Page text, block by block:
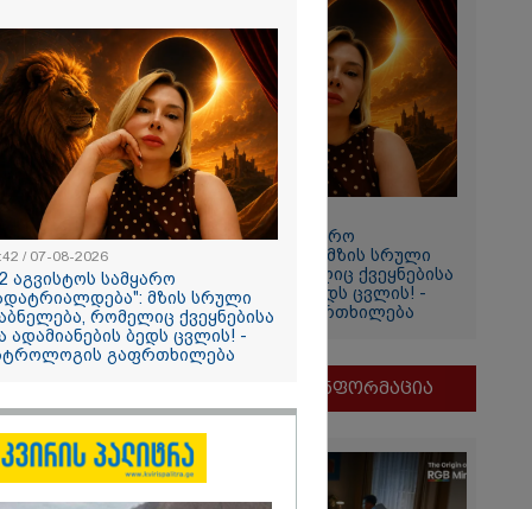
"მე და ეკას
11:42 / 07-08-2026
"12 აგვისტოს სამყარო
გადატრიალდება": მზის სრული
დაბნელება, რომელიც ქვეყნებისა
და ადამიანების ბედს ცვლის! -
ასტროლოგის გაფრთხილება
მნიშვნელოვანი ინფორმაცია
/ 07-08-2026
აგვისტოს სამყარო
მზის სრული
რომელიც ქვეყნებისა
ადამიანების ბედს ცვლის! -
გაფრთხილება